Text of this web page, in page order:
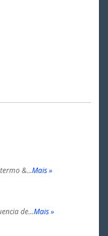
&…Mais »
de…Mais »